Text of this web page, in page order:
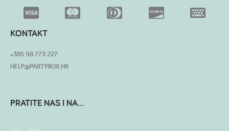
KONTAKT
+385 98 773 227
HELP@PARTYBOX.HR
PRATITE NAS I NA...